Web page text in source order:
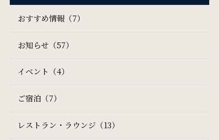
一部屋あたりのご利用人数
ご利用部屋数
おすすめ情報（7）
お知らせ（57）
イベント（4）
ご宿泊（7）
レストラン・ラウンジ（13）